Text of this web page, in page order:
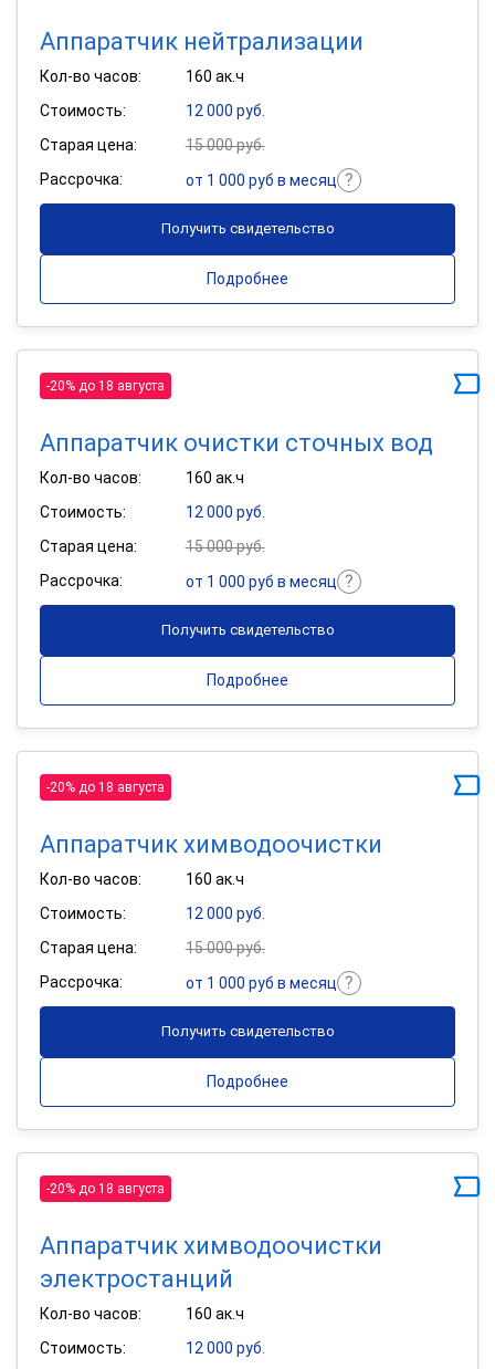
Аппаратчик нейтрализации
Кол-во часов:
160 ак.ч
Стоимость:
12 000 руб.
Старая цена:
15 000 руб.
Рассрочка:
от 1 000 руб в месяц
Получить свидетельство
Подробнее
-20% до 18 августа
Аппаратчик очистки сточных вод
Кол-во часов:
160 ак.ч
Стоимость:
12 000 руб.
Старая цена:
15 000 руб.
Рассрочка:
от 1 000 руб в месяц
Получить свидетельство
Подробнее
-20% до 18 августа
Аппаратчик химводоочистки
Кол-во часов:
160 ак.ч
Стоимость:
12 000 руб.
Старая цена:
15 000 руб.
Рассрочка:
от 1 000 руб в месяц
Получить свидетельство
Подробнее
-20% до 18 августа
Аппаратчик химводоочистки
электростанций
Кол-во часов:
160 ак.ч
Стоимость:
12 000 руб.